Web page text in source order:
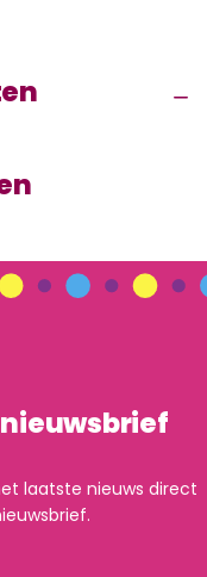
nieuwsbrief
laatste nieuws direct